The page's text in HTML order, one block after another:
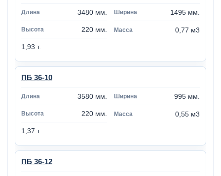
3480 мм. 1495 мм.
220 мм. 0,77 м3
1,93 т.
ПБ 36-10
3580 мм. 995 мм.
220 мм. 0,55 м3
1,37 т.
ПБ 36-12